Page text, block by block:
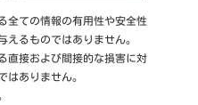
全ての情報の有用性や安全性
えるものではありません。
直接および間接的な損害に対
はありません。